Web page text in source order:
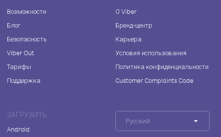
Возможности
Блог
Безопасность
Viber Out
Тарифы
Поддержка
О Viber
Бренд-центр
Карьера
Условия использования
Политика конфиденциальности
Customer Complaints Code
ЗАГРУЗИТЬ
Android
Русский